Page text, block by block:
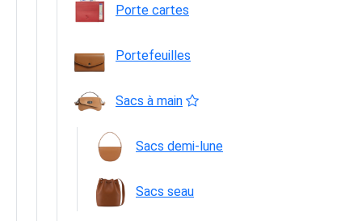
Porte cartes
Portefeuilles
Sacs à main
Sacs demi-lune
Sacs seau